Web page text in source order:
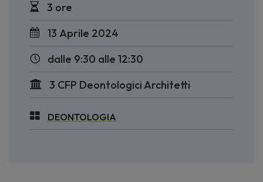
3 ore
13 Aprile 2024
dalle 9:30 alle 12:30
3 CFP Deontologici Architetti
DEONTOLOGIA